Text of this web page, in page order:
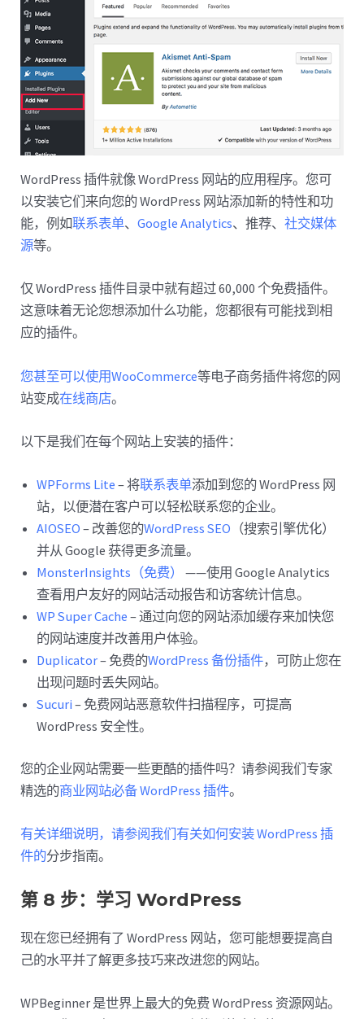
WordPress 插件就像 WordPress 网站的应用程序。您可
以安装它们来向您的 WordPress 网站添加新的特性和功
能，例如联系表单、Google Analytics、推荐、社交媒体
源等。
仅 WordPress 插件目录中就有超过 60,000 个免费插件。
这意味着无论您想添加什么功能，您都很有可能找到相
应的插件。
您甚至可以使用WooCommerce等电子商务插件将您的网
站变成在线商店。
以下是我们在每个网站上安装的插件：
WPForms Lite – 将联系表单添加到您的 WordPress 网
站，以便潜在客户可以轻松联系您的企业。
AIOSEO – 改善您的WordPress SEO （搜索引擎优化）
并从 Google 获得更多流量。
MonsterInsights（免费）
——使用 Google Analytics
查看用户友好的网站活动报告和访客统计信息。
WP Super Cache – 通过向您的网站添加缓存来加快您
的网站速度并改善用户体验。
Duplicator– 免费的WordPress 备份插件，可防止您在
出现问题时丢失网站。
Sucuri – 免费网站恶意软件扫描程序，可提高
WordPress 安全性。
您的企业网站需要一些更酷的插件吗？请参阅我们专家
精选的商业网站必备 WordPress 插件。
有关详细说明，请参阅我们有关如何安装 WordPress 插
件的分步指南。
第 8 步：学习 WordPress
现在您已经拥有了 WordPress 网站，您可能想要提高自
己的水平并了解更多技巧来改进您的网站。
WPBeginner 是世界上最大的免费 WordPress 资源网站。